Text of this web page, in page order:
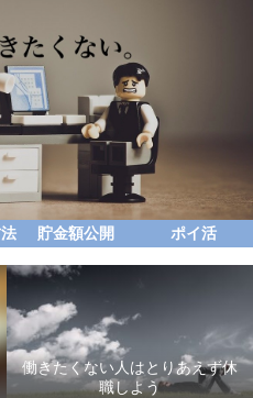
貯金額公開 ポイ活
働きたくない人はとりあえず休
職しよう